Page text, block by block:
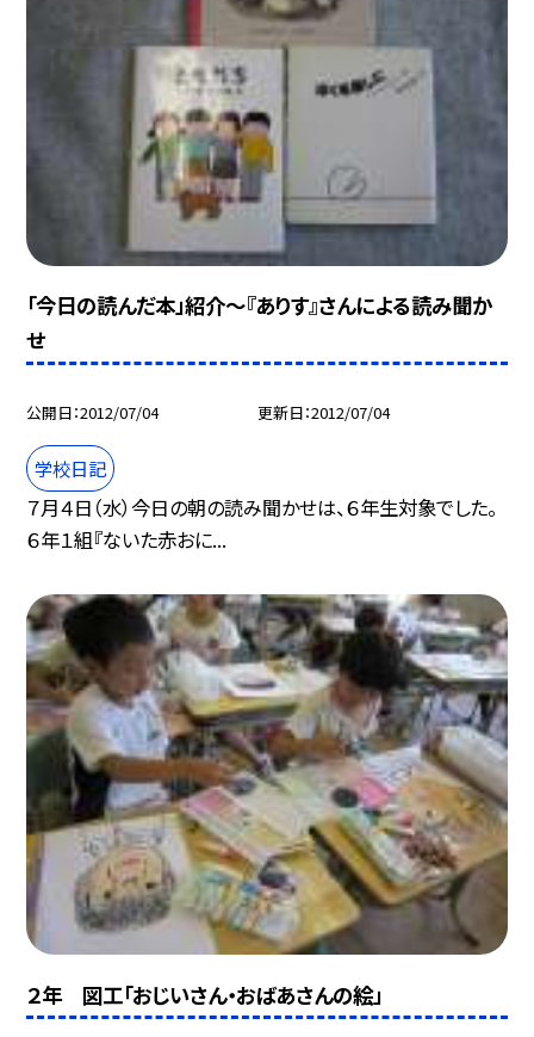
「今日の読んだ本」紹介〜『ありす』さんによる読み聞か
せ
公開日 2012/07/04 更新日 2012/07/04
学校日記
７月４日（水）今日の朝の読み聞かせは、６年生対象でした。
６年１組『ないた赤おに...
２年 図工「おじいさん・おばあさんの絵」